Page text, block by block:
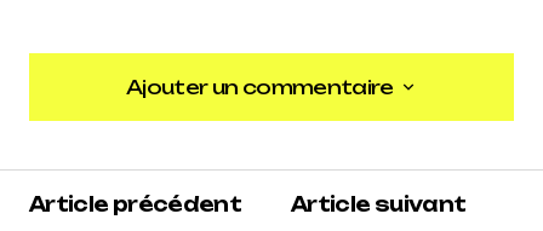
Ajouter un commentaire
Ajouter un commentaire
Article précédent
Article suivant